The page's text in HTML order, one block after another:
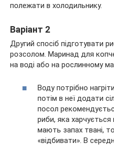
полежати в холодильнику.
Варіант 2
Другий спосіб підготувати
розсолом. Маринад для
на воді або на рослинному
Воду потрібно
потім в неї додати
посол
риби, яка
мають запах твані,
«відбивати». В